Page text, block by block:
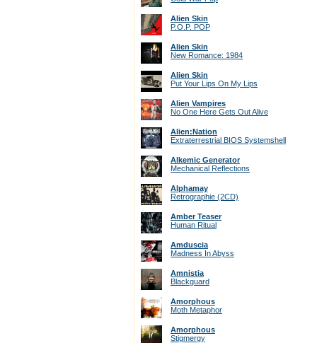
Alien Skin
P.O.P. POP
Alien Skin
New Romance: 1984
Alien Skin
Put Your Lips On My Lips
Alien Vampires
No One Here Gets Out Alive
Alien:Nation
Extraterrestrial BIOS Systemshell
Alkemic Generator
Mechanical Reflections
Alphamay
Retrographie (2CD)
Amber Teaser
Human Ritual
Amduscia
Madness In Abyss
Amnistia
Blackguard
Amorphous
Moth Metaphor
Amorphous
Stigmergy